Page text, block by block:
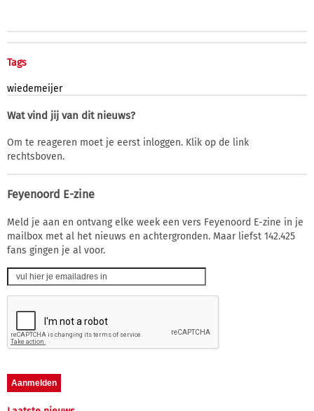
Tags
wiedemeijer
Wat vind jij van dit nieuws?
Om te reageren moet je eerst inloggen. Klik op de link
rechtsboven.
Feyenoord E-zine
Meld je aan en ontvang elke week een vers Feyenoord E-zine in je
mailbox met al het nieuws en achtergronden. Maar liefst 142.425
fans gingen je al voor.